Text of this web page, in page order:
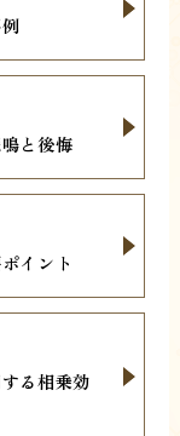
と後悔
イント
る相乗効